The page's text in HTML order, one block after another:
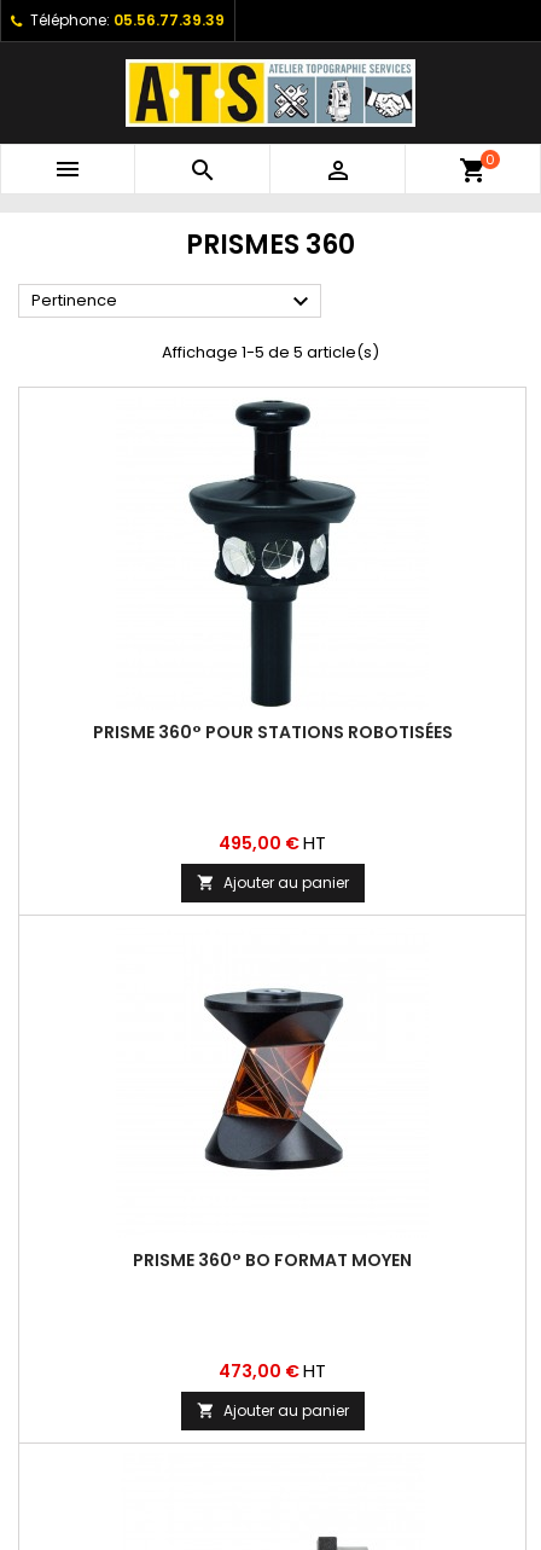
Téléphone: 05.56.77.39.39
   shopping_cart0
PRISMES 360
Pertinence 
Affichage 1-5 de 5 article(s)
PRISME 360° POUR STATIONS ROBOTISÉES
Prix
495,00 €HT
 Ajouter au panier
PRISME 360° BO FORMAT MOYEN
Prix
473,00 €HT
 Ajouter au panier